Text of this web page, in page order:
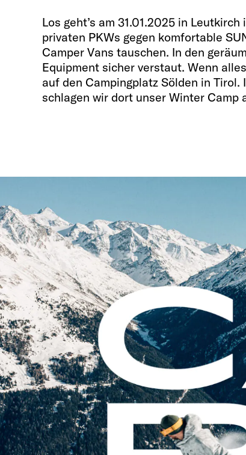
Los geht’s am 31.01.2025 in Leutkirch
privaten PKWs gegen komfortable
Camper Vans tauschen. In den
Equipment sicher verstaut. Wenn
auf den Campingplatz Sölden in
schlagen wir dort unser Winter Camp